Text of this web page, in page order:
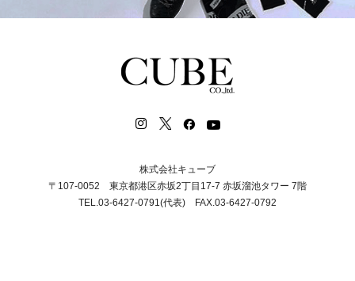
株式会社キューブ
〒107-0052 東京都港区赤坂2丁目17-7 赤坂溜池タワー 7階
TEL.03-6427-0791(代表) FAX.03-6427-0792